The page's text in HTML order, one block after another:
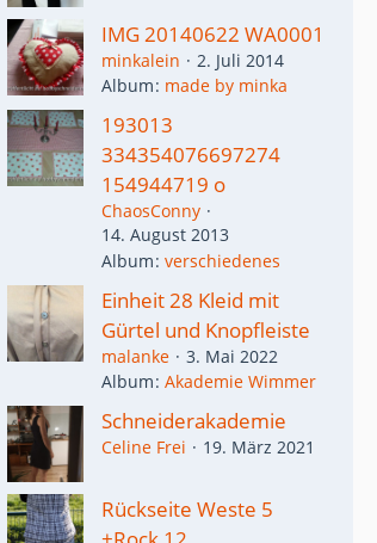
IMG 20140622 WA0001
minkalein
2. Juli 2014
Album made by minka
193013
334354076697274
154944719 o
ChaosConny
14. August 2013
Album verschiedenes
Einheit 28 Kleid mit
Gürtel und Knopfleiste
malanke
3. Mai 2022
Album Akademie Wimmer
Schneiderakademie
Celine Frei 19. März 2021
Rückseite Weste 5